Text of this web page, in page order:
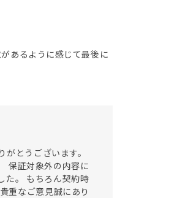
あるように感じて最後に
とうございます。
保証対象外の内容に
た。 もちろん契約時
重なご意見誠にあり